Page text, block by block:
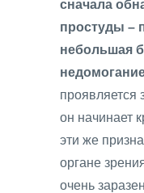
сначала
простуды –
небольшая
проявляется
он начинает
эти же
органе
очень